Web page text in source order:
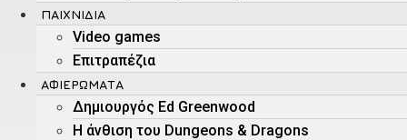
ΠΑΙΧΝΊΔΙΑ
Video games
Επιτραπέζια
ΑΦΙΕΡΏΜΑΤΑ
Δημιουργός Ed Greenwood
Η άνθιση του Dungeons & Dragons